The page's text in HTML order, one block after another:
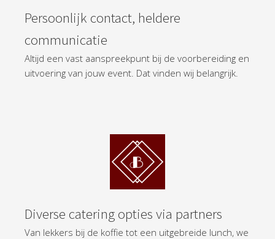
Persoonlijk contact, heldere
communicatie
Altijd een vast aanspreekpunt bij de voorbereiding en
uitvoering van jouw event. Dat vinden wij belangrijk.
Diverse catering opties via partners
Van lekkers bij de koffie tot een uitgebreide lunch, we